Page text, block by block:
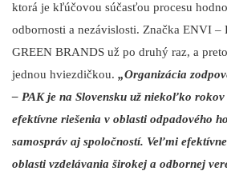
ktorá je kľúčovou súčasťou procesu
odbornosti a nezávislosti. Značka ENVI –
GREEN BRANDS už po druhý raz, a
jednou hviezdičkou. „Organizácia
– PAK je na Slovensku už niekoľko rokov
efektívne riešenia v oblasti odpadového
samospráv aj spoločností. Veľmi
oblasti vzdelávania širokej a odbornej